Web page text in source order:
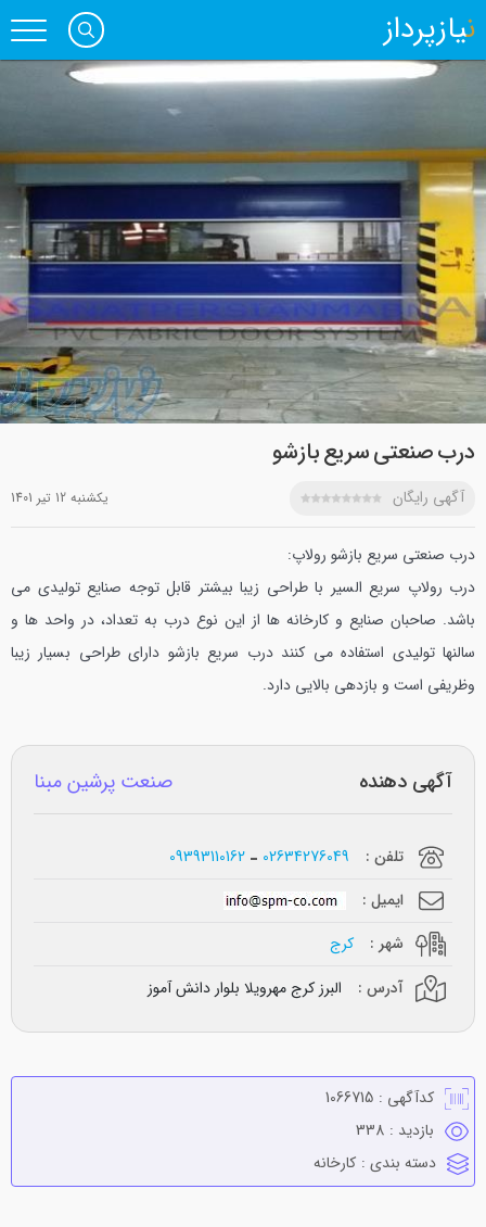
نیازپرداز
درب صنعتی سریع بازشو
آگهی رایگان يکشنبه 12 تير 1401
درب صنعتی سریع بازشو رولاپ:
درب رولاپ سریع السیر با طراحی زیبا بیشتر قابل توجه صنایع تولیدی می
باشد. صاحبان صنایع و کارخانه ها از این نوع درب به تعداد، در واحد ها و
سالنها تولیدی استفاده می کنند درب سریع بازشو دارای طراحی بسیار زیبا
وظریفی است و بازدهی بالایی دارد.
آگهی دهنده صنعت پرشین مبنا
تلفن : 02634276049
09393110162
ایمیل :
شهر :
کرج
آدرس :
البرز کرج مهرویلا بلوار دانش آموز
کدآگهی : 1066715
بازدید : 338
دسته بندی : كارخانه